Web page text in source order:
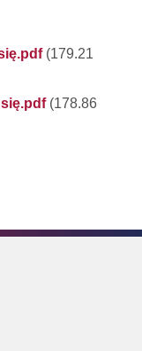
(179.21
(178.86